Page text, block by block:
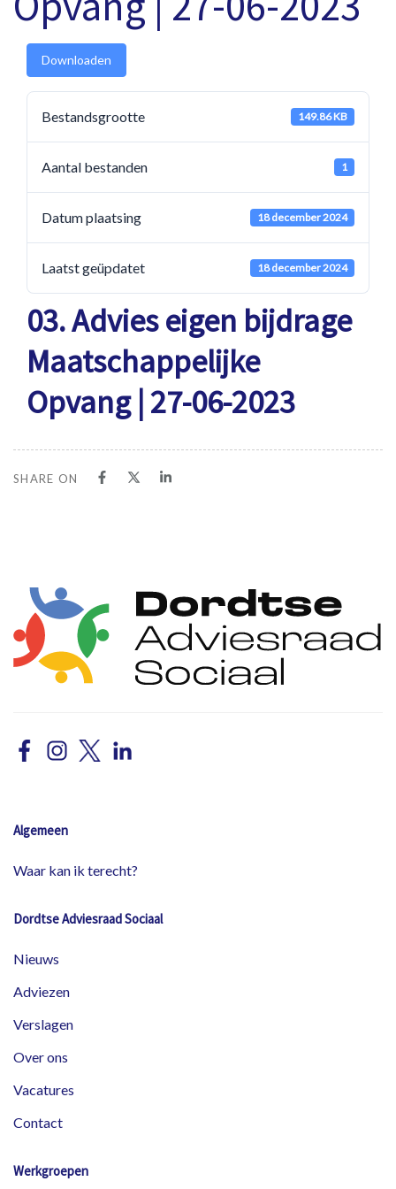
Downloaden
Bestandsgrootte 149.86 KB
Aantal bestanden 1
Datum plaatsing 18 december 2024
Laatst geüpdatet 18 december 2024
03. Advies eigen bijdrage
Maatschappelijke
Opvang | 27-06-2023
SHARE ON
Algemeen
Waar kan ik terecht?
Dordtse Adviesraad Sociaal
Nieuws
Adviezen
Verslagen
Over ons
Vacatures
Contact
Werkgroepen